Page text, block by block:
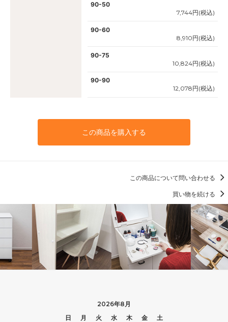
90-50
7,744円(税込)
90-60
8,910円(税込)
90-75
10,824円(税込)
90-90
12,078円(税込)
この商品を購入する
この商品について問い合わせる
買い物を続ける
2026年8月
日
月 火 水 木 金
土